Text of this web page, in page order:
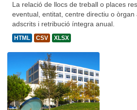
La relació de llocs de treball o places
eventual, entitat, centre directiu o òrgan
adscrits i retribució íntegra anual.
HTML CSV XLSX